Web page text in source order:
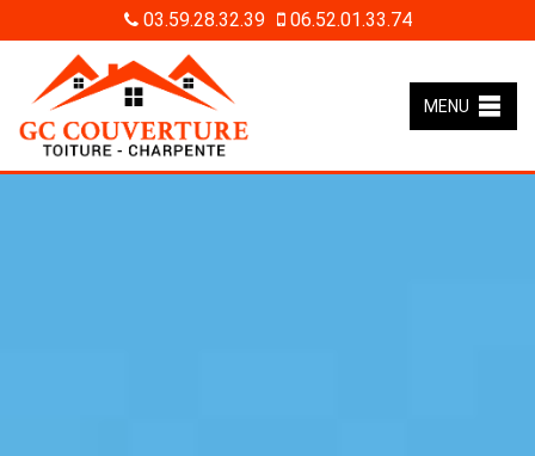
03.59.28.32.39 06.52.01.33.74
MENU